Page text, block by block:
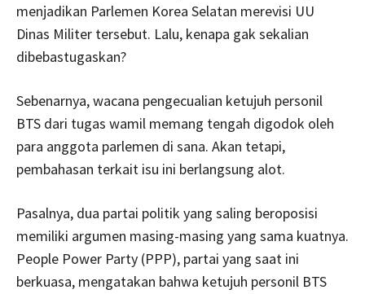
menjadikan Parlemen Korea Selatan merevisi UU
Dinas Militer tersebut. Lalu, kenapa gak sekalian
dibebastugaskan?
Sebenarnya, wacana pengecualian ketujuh personil
BTS dari tugas wamil memang tengah digodok oleh
para anggota parlemen di sana. Akan tetapi,
pembahasan terkait isu ini berlangsung alot.
Pasalnya, dua partai politik yang saling beroposisi
memiliki argumen masing-masing yang sama kuatnya.
People Power Party (PPP), partai yang saat ini
berkuasa, mengatakan bahwa ketujuh personil BTS